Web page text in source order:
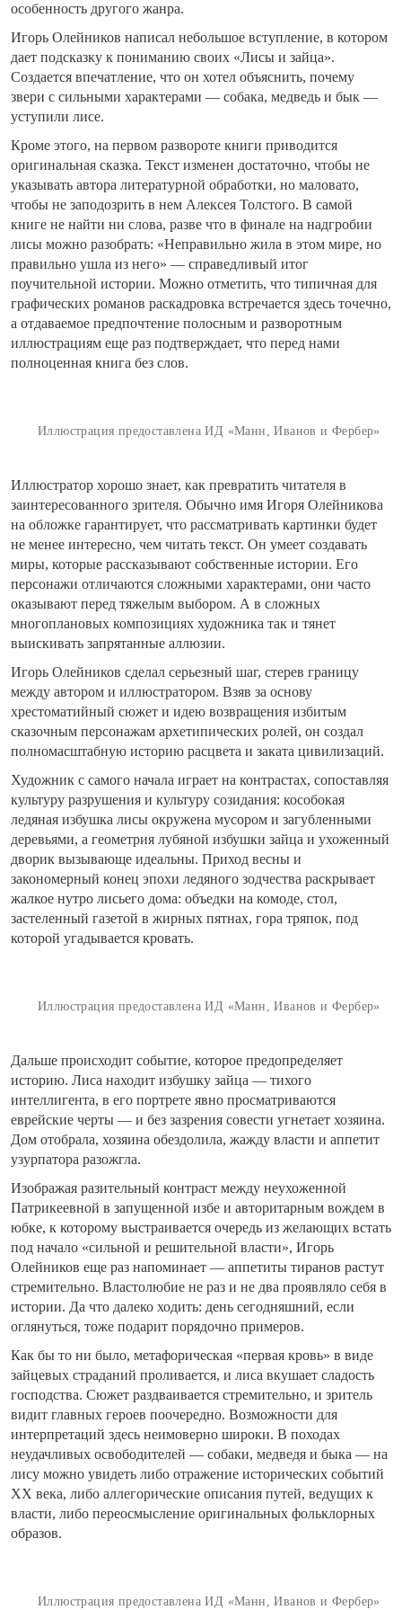
особенность другого жанра.
Игорь Олейников написал небольшое вступление, в котором
дает подсказку к пониманию своих «Лисы и зайца».
Создается впечатление, что он хотел объяснить, почему
звери с сильными характерами — собака, медведь и бык —
уступили лисе.
Кроме этого, на первом развороте книги приводится
оригинальная сказка. Текст изменен достаточно, чтобы не
указывать автора литературной обработки, но маловато,
чтобы не заподозрить в нем Алексея Толстого. В самой
книге не найти ни слова, разве что в финале на надгробии
лисы можно разобрать: «Неправильно жила в этом мире, но
правильно ушла из него» — справедливый итог
поучительной истории. Можно отметить, что типичная для
графических романов раскадровка встречается здесь точечно,
а отдаваемое предпочтение полосным и разворотным
иллюстрациям еще раз подтверждает, что перед нами
полноценная книга без слов.
Иллюстрация предоставлена ИД «Манн, Иванов и Фербер»
Иллюстратор хорошо знает, как превратить читателя в
заинтересованного зрителя. Обычно имя Игоря Олейникова
на обложке гарантирует, что рассматривать картинки будет
не менее интересно, чем читать текст. Он умеет создавать
миры, которые рассказывают собственные истории. Его
персонажи отличаются сложными характерами, они часто
оказывают перед тяжелым выбором. А в сложных
многоплановых композициях художника так и тянет
выискивать запрятанные аллюзии.
Игорь Олейников сделал серьезный шаг, стерев границу
между автором и иллюстратором. Взяв за основу
хрестоматийный сюжет и идею возвращения избитым
сказочным персонажам архетипических ролей, он создал
полномасштабную историю расцвета и заката цивилизаций.
Художник с самого начала играет на контрастах, сопоставляя
культуру разрушения и культуру созидания: кособокая
ледяная избушка лисы окружена мусором и загубленными
деревьями, а геометрия лубяной избушки зайца и ухоженный
дворик вызывающе идеальны. Приход весны и
закономерный конец эпохи ледяного зодчества раскрывает
жалкое нутро лисьего дома: объедки на комоде, стол,
застеленный газетой в жирных пятнах, гора тряпок, под
которой угадывается кровать.
Иллюстрация предоставлена ИД «Манн, Иванов и Фербер»
Дальше происходит событие, которое предопределяет
историю. Лиса находит избушку зайца — тихого
интеллигента, в его портрете явно просматриваются
еврейские черты — и без зазрения совести угнетает хозяина.
Дом отобрала, хозяина обездолила, жажду власти и аппетит
узурпатора разожгла.
Изображая разительный контраст между неухоженной
Патрикеевной в запущенной избе и авторитарным вождем в
юбке, к которому выстраивается очередь из желающих встать
под начало «сильной и решительной власти», Игорь
Олейников еще раз напоминает — аппетиты тиранов растут
стремительно. Властолюбие не раз и не два проявляло себя в
истории. Да что далеко ходить: день сегодняшний, если
оглянуться, тоже подарит порядочно примеров.
Как бы то ни было, метафорическая «первая кровь» в виде
зайцевых страданий проливается, и лиса вкушает сладость
господства. Сюжет раздваивается стремительно, и зритель
видит главных героев поочередно. Возможности для
интерпретаций здесь неимоверно широки. В походах
неудачливых освободителей — собаки, медведя и быка — на
лису можно увидеть либо отражение исторических событий
ХХ века, либо аллегорические описания путей, ведущих к
власти, либо переосмысление оригинальных фольклорных
образов.
Иллюстрация предоставлена ИД «Манн, Иванов и Фербер»